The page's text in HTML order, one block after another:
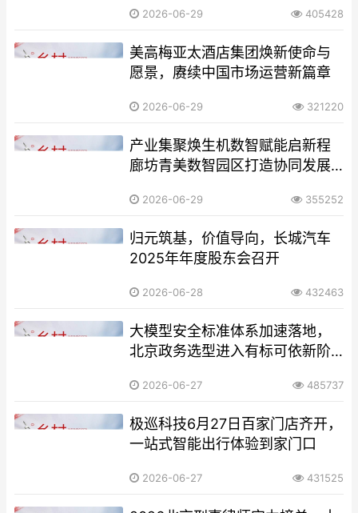
2026-06-29 405428
美高梅亚太酒店集团焕新使命与
愿景，赓续中国市场运营新篇章
2026-06-29 321220
产业集聚焕生机数智赋能启新程
廊坊青美数智园区打造协同发展
2026-06-29 355252
归元筑基，价值导向，长城汽车
2025年年度股东会召开
2026-06-28 432463
大模型安全标准体系加速落地，
北京政务选型进入有标可依新阶
2026-06-27 485737
极巡科技6月27日百家门店齐开，
一站式智能出行体验到家门口
2026-06-27 431525